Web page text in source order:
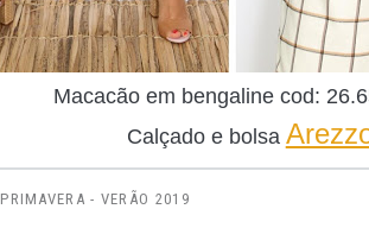
Macacão em bengaline cod:
Calçado e bolsa
PRIMAVERA - VERÃO 2019